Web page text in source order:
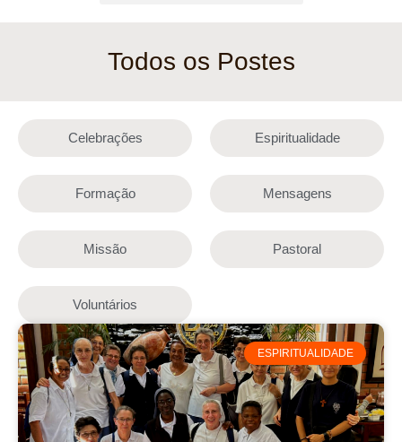
Todos os Postes
Celebrações Espiritualidade
Formação Mensagens
Missão Pastoral
Voluntários
ESPIRITUALIDADE